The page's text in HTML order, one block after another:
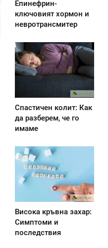
Епинефрин-
ключовият хормон и
невротрансмитер
Спастичен колит: Как
да разберем, че го
имаме
Висока кръвна захар:
Симптоми и
последствия